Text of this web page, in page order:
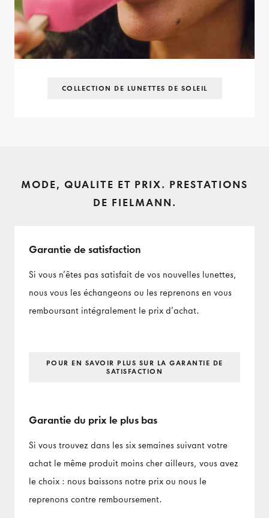
COLLECTION DE LUNETTES DE SOLEIL
MODE, QUALITE ET PRIX. PRESTATIONS
DE FIELMANN.
Garantie de satisfaction
Si vous n’êtes pas satisfait de vos nouvelles lunettes,
nous vous les échangeons ou les reprenons en vous
remboursant intégralement le prix d’achat.
POUR EN SAVOIR PLUS SUR LA GARANTIE DE
SATISFACTION
Garantie du prix le plus bas
Si vous trouvez dans les six semaines suivant votre
achat le même produit moins cher ailleurs, vous avez
le choix : nous baissons notre prix ou nous le
reprenons contre remboursement.